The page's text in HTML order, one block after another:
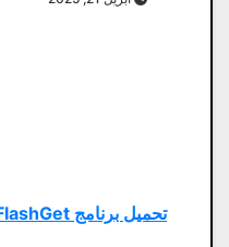
تحميل برنامج FlashGet